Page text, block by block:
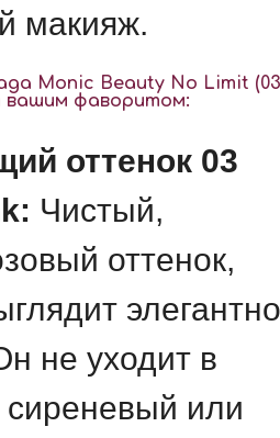
макияж.
Monic Beauty No Limit (03
вашим фаворитом:
оттенок 03
Чистый,
оттенок,
элегантно
не уходит в
сиреневый или